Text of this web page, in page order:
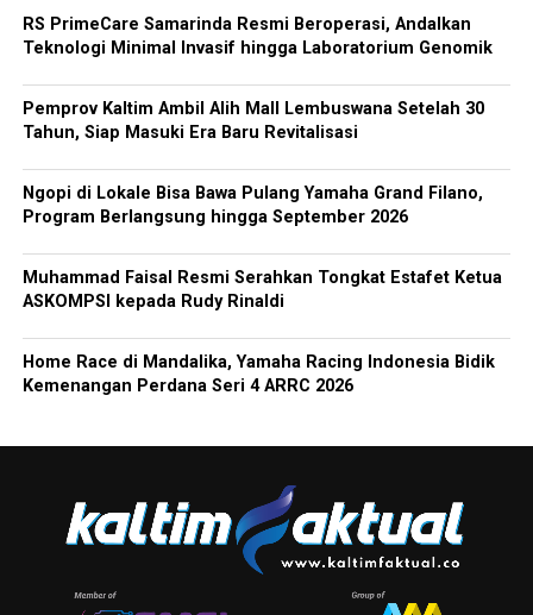
RS PrimeCare Samarinda Resmi Beroperasi, Andalkan
Teknologi Minimal Invasif hingga Laboratorium Genomik
Pemprov Kaltim Ambil Alih Mall Lembuswana Setelah 30
Tahun, Siap Masuki Era Baru Revitalisasi
Ngopi di Lokale Bisa Bawa Pulang Yamaha Grand Filano,
Program Berlangsung hingga September 2026
Muhammad Faisal Resmi Serahkan Tongkat Estafet Ketua
ASKOMPSI kepada Rudy Rinaldi
Home Race di Mandalika, Yamaha Racing Indonesia Bidik
Kemenangan Perdana Seri 4 ARRC 2026